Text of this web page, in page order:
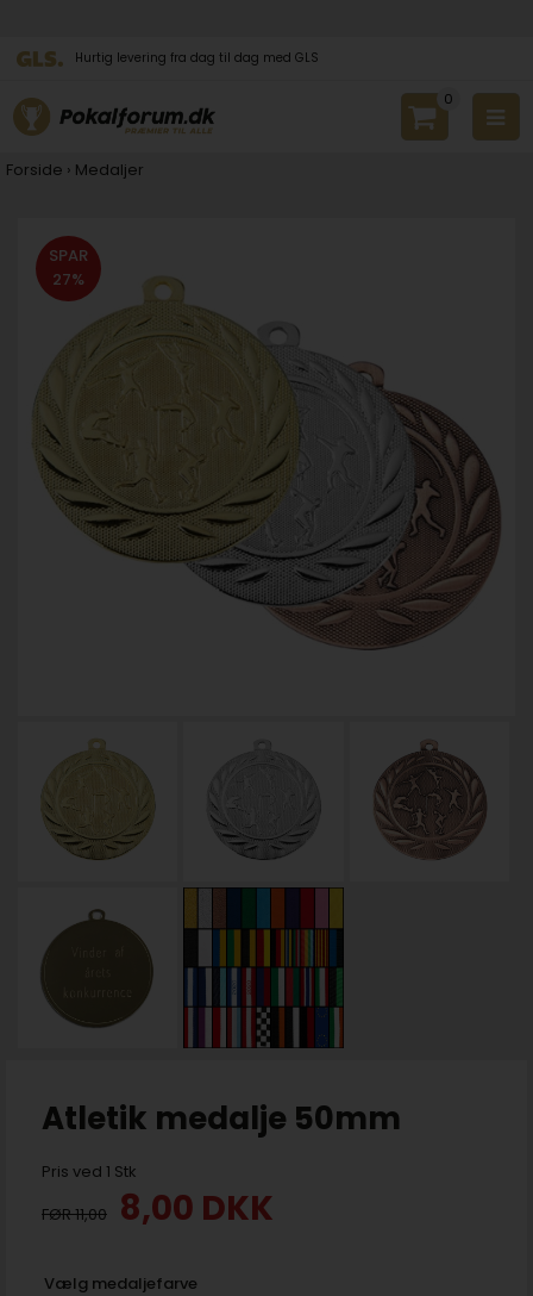
Hurtig levering fra dag til dag med GLS
0
Forside › Medaljer
SPAR
27%
Atletik medalje 50mm
Pris ved 1 Stk
11,00
8,00 DKK
Vælg medaljefarve